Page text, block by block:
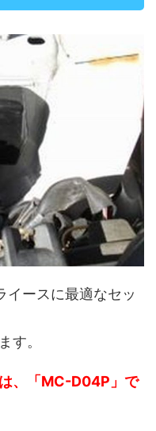
イースに最適なセッ
す。
、「MC-D04P」で